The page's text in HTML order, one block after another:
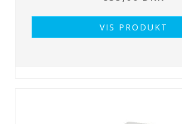
VIS PRODUKT